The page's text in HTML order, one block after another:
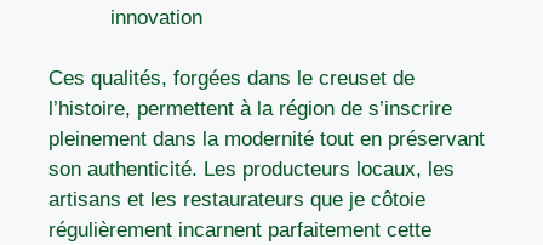
innovation
Ces qualités, forgées dans le creuset de
l’histoire, permettent à la région de s’inscrire
pleinement dans la modernité tout en préservant
son authenticité. Les producteurs locaux, les
artisans et les restaurateurs que je côtoie
régulièrement incarnent parfaitement cette